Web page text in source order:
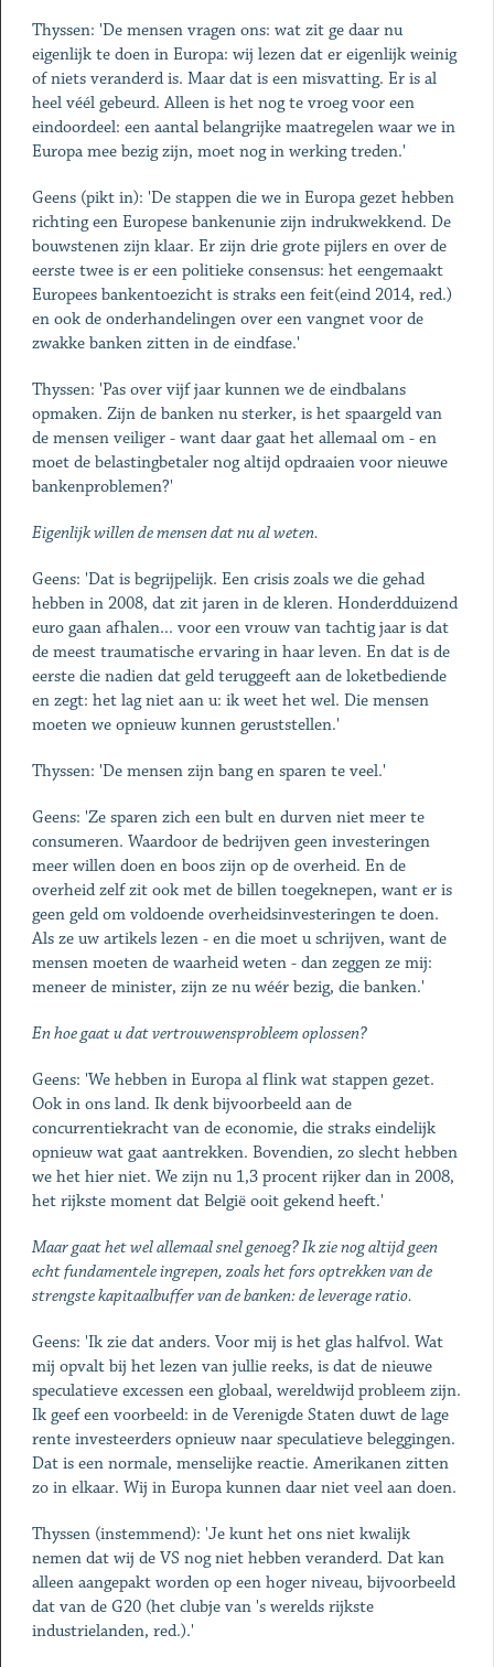
Thyssen: 'De mensen vragen ons: wat zit ge daar nu
eigenlijk te doen in Europa: wij lezen dat er eigenlijk weinig
of niets veranderd is. Maar dat is een misvatting. Er is al
heel véél gebeurd. Alleen is het nog te vroeg voor een
eindoordeel: een aantal belangrijke maatregelen waar we in
Europa mee bezig zijn, moet nog in werking treden.'
Geens (pikt in): 'De stappen die we in Europa gezet hebben
richting een Europese bankenunie zijn indrukwekkend. De
bouwstenen zijn klaar. Er zijn drie grote pijlers en over de
eerste twee is er een politieke consensus: het eengemaakt
Europees bankentoezicht is straks een feit(eind 2014, red.)
en ook de onderhandelingen over een vangnet voor de
zwakke banken zitten in de eindfase.'
Thyssen: 'Pas over vijf jaar kunnen we de eindbalans
opmaken. Zijn de banken nu sterker, is het spaargeld van
de mensen veiliger - want daar gaat het allemaal om - en
moet de belastingbetaler nog altijd opdraaien voor nieuwe
bankenproblemen?'
Eigenlijk willen de mensen dat nu al weten.
Geens: 'Dat is begrijpelijk. Een crisis zoals we die gehad
hebben in 2008, dat zit jaren in de kleren. Honderdduizend
euro gaan afhalen... voor een vrouw van tachtig jaar is dat
de meest traumatische ervaring in haar leven. En dat is de
eerste die nadien dat geld teruggeeft aan de loketbediende
en zegt: het lag niet aan u: ik weet het wel. Die mensen
moeten we opnieuw kunnen geruststellen.'
Thyssen: 'De mensen zijn bang en sparen te veel.'
Geens: 'Ze sparen zich een bult en durven niet meer te
consumeren. Waardoor de bedrijven geen investeringen
meer willen doen en boos zijn op de overheid. En de
overheid zelf zit ook met de billen toegeknepen, want er is
geen geld om voldoende overheidsinvesteringen te doen.
Als ze uw artikels lezen - en die moet u schrijven, want de
mensen moeten de waarheid weten - dan zeggen ze mij:
meneer de minister, zijn ze nu wéér bezig, die banken.'
En hoe gaat u dat vertrouwensprobleem oplossen?
Geens: 'We hebben in Europa al flink wat stappen gezet.
Ook in ons land. Ik denk bijvoorbeeld aan de
concurrentiekracht van de economie, die straks eindelijk
opnieuw wat gaat aantrekken. Bovendien, zo slecht hebben
we het hier niet. We zijn nu 1,3 procent rijker dan in 2008,
het rijkste moment dat België ooit gekend heeft.'
Maar gaat het wel allemaal snel genoeg? Ik zie nog altijd geen
echt fundamentele ingrepen, zoals het fors optrekken van de
strengste kapitaalbuffer van de banken: de leverage ratio.
Geens: 'Ik zie dat anders. Voor mij is het glas halfvol. Wat
mij opvalt bij het lezen van jullie reeks, is dat de nieuwe
speculatieve excessen een globaal, wereldwijd probleem zijn.
Ik geef een voorbeeld: in de Verenigde Staten duwt de lage
rente investeerders opnieuw naar speculatieve beleggingen.
Dat is een normale, menselijke reactie. Amerikanen zitten
zo in elkaar. Wij in Europa kunnen daar niet veel aan doen.
Thyssen (instemmend): 'Je kunt het ons niet kwalijk
nemen dat wij de VS nog niet hebben veranderd. Dat kan
alleen aangepakt worden op een hoger niveau, bijvoorbeeld
dat van de G20 (het clubje van 's werelds rijkste
industrielanden, red.).'